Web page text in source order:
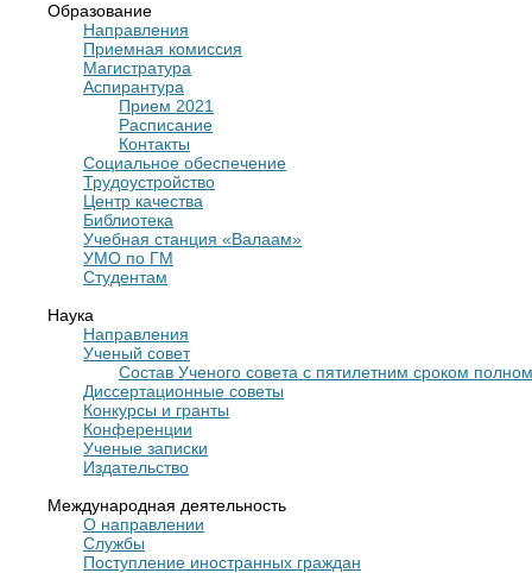
Образование
Направления
Приемная комиссия
Магистратура
Аспирантура
Прием 2021
Расписание
Контакты
Социальное обеспечение
Трудоустройство
Центр качества
Библиотека
Учебная станция «Валаам»
УМО по ГМ
Студентам
Наука
Направления
Ученый совет
Cостав Ученого совета с пятилетним сроком
Диссертационные советы
Конкурсы и гранты
Конференции
Ученые записки
Издательство
Международная деятельность
О направлении
Службы
Поступление иностранных граждан